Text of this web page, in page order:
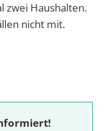
zwei Haushalten.
nicht mit.